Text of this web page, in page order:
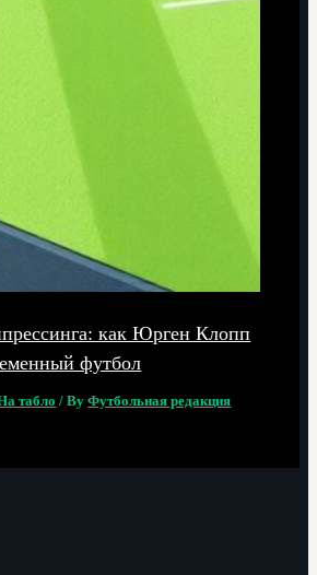
как Юрген Клопп
футбол
табло / ByФутбольная редакция